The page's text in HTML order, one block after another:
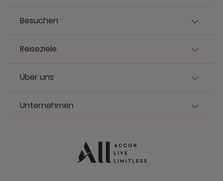
Besuchen
Reiseziele
Über uns
Unternehmen